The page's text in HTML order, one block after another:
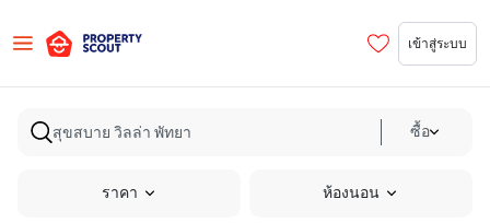
เข้าสู่ระบบ
ซื้อ
ราคา ห้องนอน